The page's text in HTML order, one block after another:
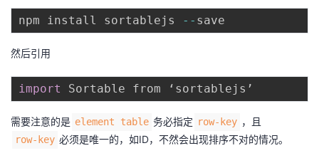
客
论
坛
的
圈
子
我
的
直
播
我
的
活
我
的
我
npm install sortablejs --
然后引用
import
需要注意的是 element table 务必指定 row-key ，且
row-key 必须是唯一的，如ID，不然会出现排序不对的情况。